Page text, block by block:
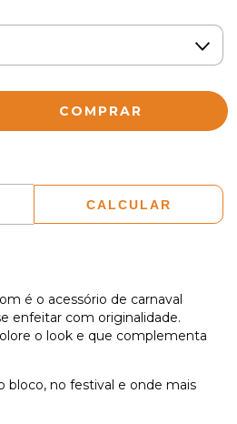
CALCULAR
é o acessório de carnaval
enfeitar com originalidade.
o look e que complementa
bloco, no festival e onde mais